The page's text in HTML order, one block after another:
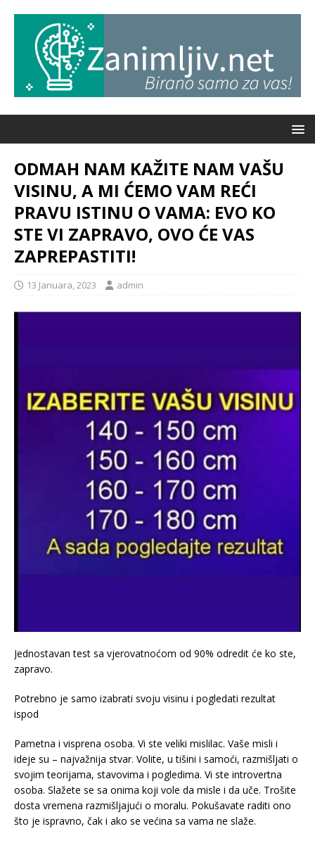
ODMAH NAM KAŽITE NAM VAŠU
VISINU, A MI ĆEMO VAM REĆI
PRAVU ISTINU O VAMA: EVO KO
STE VI ZAPRAVO, OVO ĆE VAS
ZAPREPASTITI!
13 Januara, 2023 admin
Jednostavan test sa vjerovatnoćom od 90% odredit će ko ste,
zapravo.
Potrebno je samo izabrati svoju visinu i pogledati rezultat
ispod
Pametna i visprena osoba. Vi ste veliki mislilac. Vaše misli i
ideje su – najvažnija stvar. Volite, u tišini i samoći, razmišljati o
svojim teorijama, stavovima i pogledima. Vi ste introvertna
osoba. Slažete se sa onima koji vole da misle i da uče. Trošite
dosta vremena razmišljajući o moralu. Pokušavate raditi ono
što je ispravno, čak i ako se većina sa vama ne slaže.